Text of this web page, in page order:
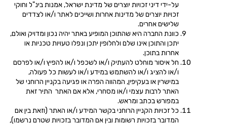
על-ידי דיני זכויות יוצרים של מדינת ישראל, אמנות בינ"ל וחוקי
זכויות יוצרים של מדינות אחרות ושייכים לאתר ו/או לצדדים
שלישים אחרים.
כוונת החברה היא שהתוכן המופיע באתר יהיה נכון ומדויק ואולם,
יתכן והתוכן אינו שלם ולחלופין יתכן ונפלו טעויות טכניות או
אחרות בתוכן.
חל איסור מוחלט להעתיק ו/או לשכפל ו/או להפיץ ו/או לפרסם
ו/או להציג ו/או להשתמש במידע ו/או לעשות כל פעולה,
במישרין או בעקיפין, המהווה הפרה או פגיעה בקניין הרוחני של
האתר לרבות עצמי ו/או מסחרי, אלא אם האתר התיר זאת
במפורש בכתב ומראש.
כל זכויות הקניין הרוחני בקשר המידע ו/או האתר (וזאת בין אם
המדובר בזכויות רשומות ובין אם המדובר בזכויות שטרם נרשמו),